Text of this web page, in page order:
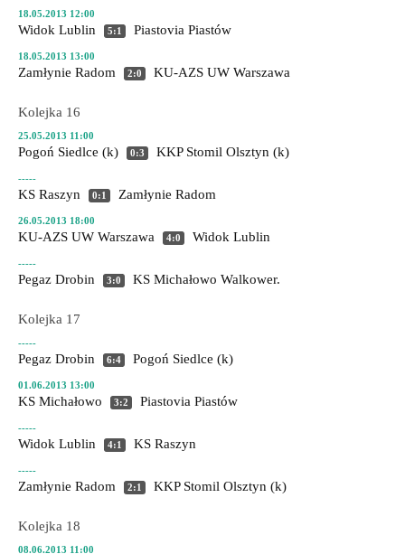
18.05.2013 12:00
Widok Lublin 5:1 Piastovia Piastów
18.05.2013 13:00
Zamłynie Radom 2:0 KU-AZS UW Warszawa
Kolejka 16
25.05.2013 11:00
Pogoń Siedlce (k) 0:3 KKP Stomil Olsztyn (k)
-----
KS Raszyn 0:1 Zamłynie Radom
26.05.2013 18:00
KU-AZS UW Warszawa 4:0 Widok Lublin
-----
Pegaz Drobin 3:0 KS Michałowo Walkower.
Kolejka 17
-----
Pegaz Drobin 6:4 Pogoń Siedlce (k)
01.06.2013 13:00
KS Michałowo 3:2 Piastovia Piastów
-----
Widok Lublin 4:1 KS Raszyn
-----
Zamłynie Radom 2:1 KKP Stomil Olsztyn (k)
Kolejka 18
08.06.2013 11:00